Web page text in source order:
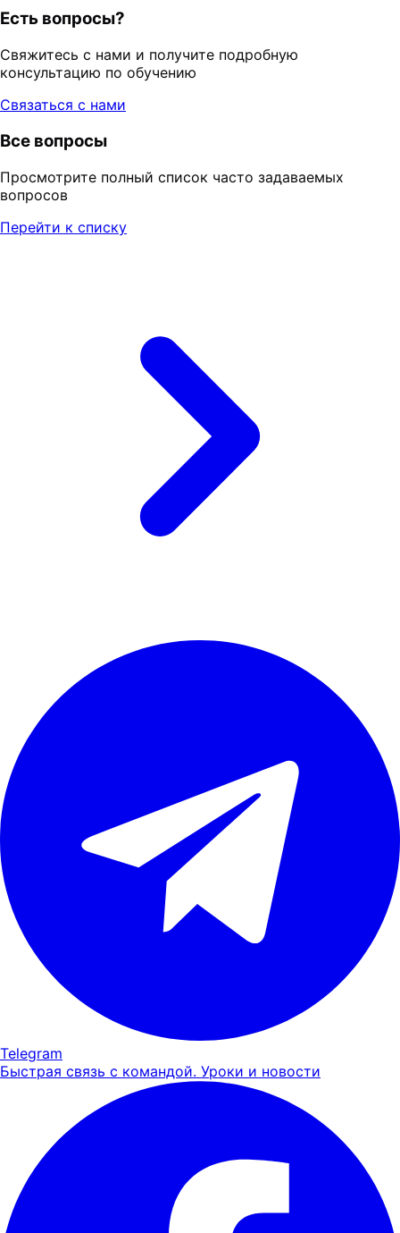
Есть вопросы?
Свяжитесь с нами и получите подробную
консультацию по обучению
Связаться с нами
Все вопросы
Просмотрите полный список часто задаваемых
вопросов
Перейти к списку
Telegram
Быстрая связь с командой. Уроки и новости